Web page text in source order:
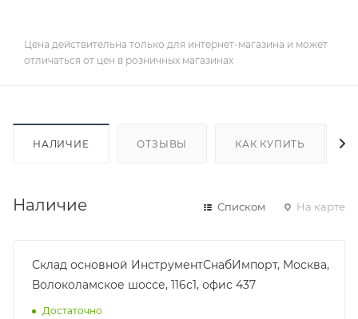
Цена действительна только для интернет-магазина и может
отличаться от цен в розничных магазинах
НАЛИЧИЕ ОТЗЫВЫ КАК КУПИТЬ
Наличие Списком На карте
Склад основной ИнструментСнабИмпорт, Москва,
Волоколамское шоссе, 116с1, офис 437
Достаточно